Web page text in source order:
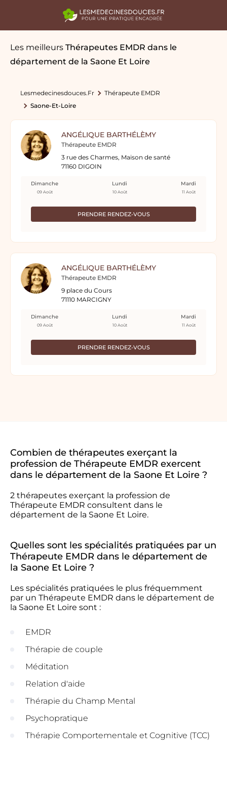
Les meilleurs Thérapeutes EMDR dans le
département de la Saone Et Loire
Lesmedecinesdouces.fr
Thérapeute EMDR
Saone-Et-Loire
ANGÉLIQUE BARTHÉLÈMY
Thérapeute EMDR
3 rue des Charmes, Maison de santé
71160 DIGOIN
PRENDRE RENDEZ-VOUS
Dimanche
09 Août
Lundi
10 Août
Mardi
11 Août
ANGÉLIQUE BARTHÉLÈMY
Thérapeute EMDR
9 place du Cours
71110 MARCIGNY
PRENDRE RENDEZ-VOUS
Dimanche
09 Août
Lundi
10 Août
Mardi
11 Août
Combien de thérapeutes exerçant la
profession de Thérapeute EMDR exercent
dans le département de la Saone Et Loire ?
2 thérapeutes exerçant la profession de
Thérapeute EMDR consultent dans le
département de la Saone Et Loire.
Quelles sont les spécialités pratiquées par un
Thérapeute EMDR dans le département de
la Saone Et Loire ?
Les spécialités pratiquées le plus fréquemment
par un Thérapeute EMDR dans le département de
la Saone Et Loire sont :
EMDR
Thérapie de couple
Méditation
Relation d'aide
Thérapie du Champ Mental
Psychopratique
Thérapie Comportementale et Cognitive (TCC)